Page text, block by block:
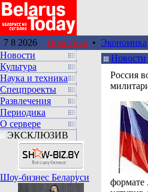
7 8 2026 Политика • Экономика
Новости
Культура
Наука и техника
Спецпроекты
Развлечения
Периодика
О сервере
ЭКСКЛЮЗИВ
Шоу-бизнес Беларуси
Новости
Россия
формате